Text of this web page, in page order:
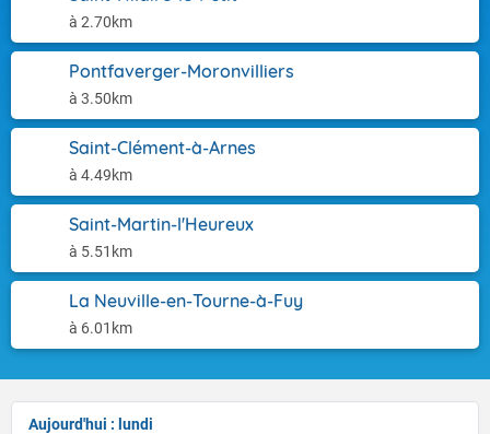
à 2.70km
Pontfaverger-Moronvilliers
à 3.50km
Saint-Clément-à-Arnes
à 4.49km
Saint-Martin-l'Heureux
à 5.51km
La Neuville-en-Tourne-à-Fuy
à 6.01km
Aujourd'hui : lundi